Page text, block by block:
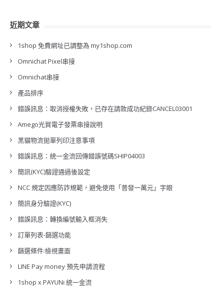
近期文章
1shop 免費網址已調整為 my1shop.com
Omnichat Pixel串接
Omnichat串接
產品排序
錯誤訊息：取消授權失敗，已存在請款成功紀錄CANCEL03001
Amego光貿電子發票串接說明
黑貓物流拋單列印注意事項
錯誤訊息：統一金流回傳錯誤號碼SHIP04003
簡訊(KYC)驗證通過後設定
NCC 規定因應防詐規範，避免使用「普發一萬元」字眼
簡訊身分驗證(KYC)
錯誤訊息：轉換編號輸入框消失
訂單列表-篩選功能
篩選條件:檢視畫面
LINE Pay money 預先申請流程
1shop x PAYUNi 統一金流